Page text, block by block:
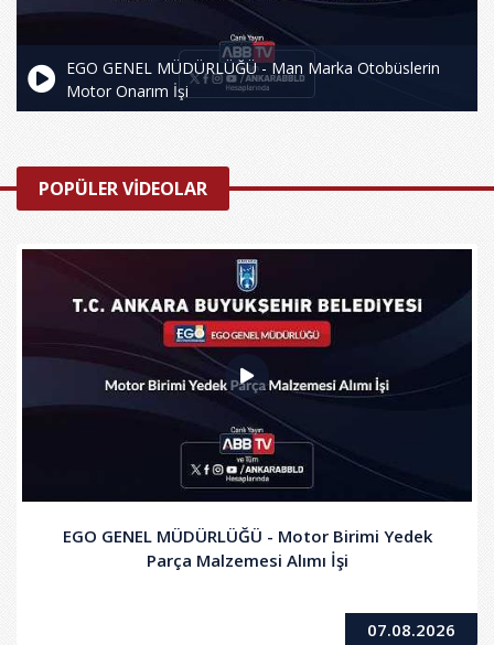
EGO GENEL MÜDÜRLÜĞÜ - Man Marka Otobüslerin
Motor Onarım İşi
POPÜLER VİDEOLAR
EGO GENEL MÜDÜRLÜĞÜ - Motor Birimi Yedek
Parça Malzemesi Alımı İşi
07.08.2026